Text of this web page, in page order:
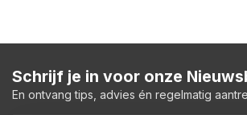
Schrijf je in voor onze
En ontvang tips, advies én regelmatig